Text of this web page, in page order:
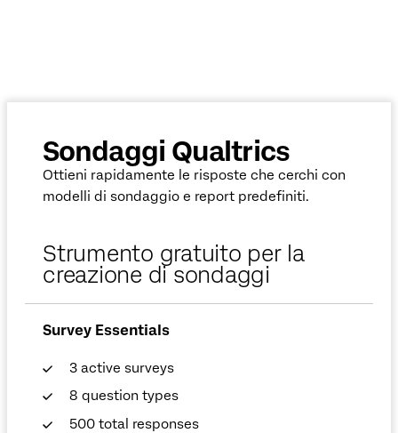
Sondaggi Qualtrics
Ottieni rapidamente le risposte che cerchi con
modelli di sondaggio e report predefiniti.
Strumento gratuito per la
creazione di sondaggi
Survey Essentials
3 active surveys
8 question types
500 total responses